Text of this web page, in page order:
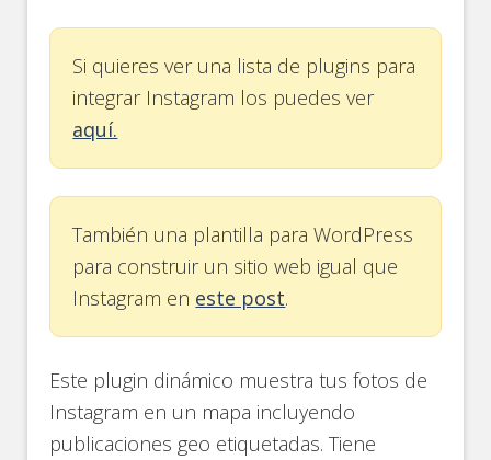
Si quieres ver una lista de plugins para
integrar Instagram los puedes ver
aquí.
También una plantilla para WordPress
para construir un sitio web igual que
Instagram en este post.
Este plugin dinámico muestra tus fotos de
Instagram en un mapa incluyendo
publicaciones geo etiquetadas. Tiene